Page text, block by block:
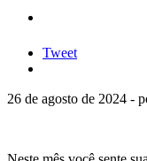
Tweet
26 de agosto de 2024 -